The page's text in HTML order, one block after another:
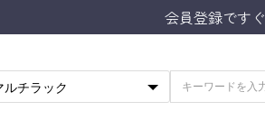
会員登録です